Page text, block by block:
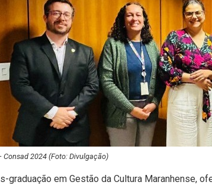
Consad 2024 (Foto: Divulgação)
graduação em Gestão da Cultura Maranhense,